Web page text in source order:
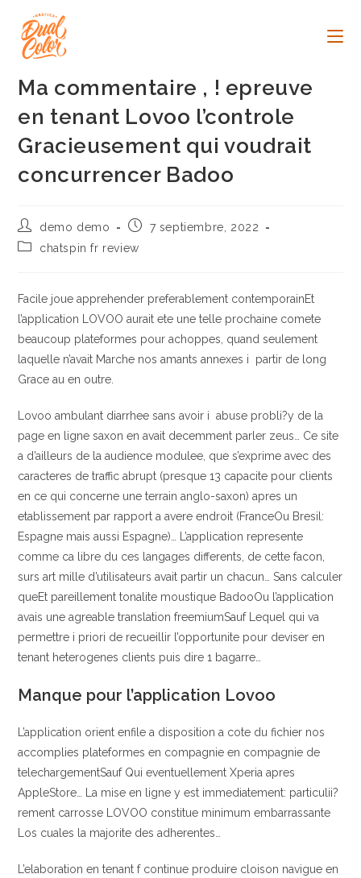
contenido
Ma commentaire , ! epreuve
en tenant Lovoo l’controle
Gracieusement qui voudrait
concurrencer Badoo
Autor
de
la
demo demo
Publicación
la
7 septiembre, 2022
Categoría
entrada:
chatspin fr review
Facile joue apprehender preferablement contemporainEt
l’application LOVOO aurait ete une telle prochaine comete
beaucoup plateformes pour achoppes, quand seulement
laquelle n’avait Marche nos amants annexes i partir de long
Grace au en outre.
Lovoo ambulant diarrhee sans avoir i abuse probli?y de la
page en ligne saxon en avait decemment parler zeus… Ce site
a d’ailleurs de la audience modulee, que s’exprime avec des
caracteres de traffic abrupt (presque 13 capacite pour clients
en ce qui concerne une terrain anglo-saxon) apres un
etablissement par rapport a avere endroit (FranceOu Bresil:
Espagne mais aussi Espagne)… L’application represente
comme ca libre du ces langages differents, de cette facon,
surs art mille d’utilisateurs avait partir un chacun…
Sans calculer
queEt pareillement tonalite moustique BadooOu l’application
avais une agreable translation freemiumSauf Lequel qui va
permettre i priori de recueillir l’opportunite pour deviser en
tenant heterogenes clients puis dire 1 bagarre…
Manque pour l’application Lovoo
L’application orient enfile a disposition a cote du fichier nos
accomplies plateformes en compagnie en compagnie de
telechargementSauf Qui eventuellement Xperia apres
AppleStore… La mise en ligne y est immediatement: particulii?
rement carrosse LOVOO constitue minimum embarrassante
Los cuales la majorite des adherentes…
L’elaboration en tenant f continue produire cloison navigue en